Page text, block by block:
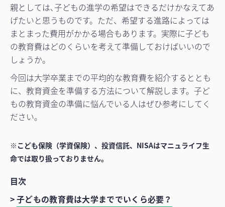
親としては､子どもの進学の希望はできるだけかなえてあ
げたいと思うものです。ただ、希望する進路によっては
まとまった費用がかかる場合もあります。実際に子ども
の教育費はどのくらいを考えて準備しておけばいいので
しょうか。
今回は大学卒業までの平均的な教育費を紹介するととも
に、教育資金を準備する方法について解説します。子ど
もの教育資金の準備に悩んでいる人はぜひ参考にしてく
ださい。
※こども保険（学資保険）、投資信託、NISAはマニュライフ生
命では取り扱っておりません。
目次
>子どもの教育費は大学まででいくら必要？